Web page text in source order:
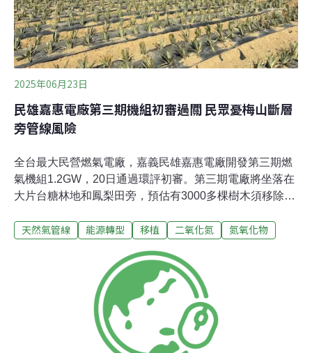
2025年06月23日
民雄嘉惠電廠第三期機組初審過關 民眾憂梅山斷層
旁管線風險
全台最大民營燃氣電廠，嘉義民雄嘉惠電廠開發第三期燃
氣機組1.2GW，20日通過環評初審。第三期電廠將坐落在
大片台糖林地和鳳梨田旁，預估有3000多棵樹木須移除補
險。專案小組要求補充說明樹木補植規劃，及管線近年受
評大會定奪。現址為台糖林地 異地補植需見縫插「樹」環
境部20日召開嘉惠電廠第三期機組第三次專案小組初審。
能源署稱，嘉義地區正在開發半導體園區，未來用電需求
將持續成長，燃氣機組可彌補再生能源供電的間歇性，協
助維持電力系統穩定。遠東集團旗下的嘉惠電廠位於嘉義
民雄，目前共有1.21GW裝置容量。第一期機組運轉執照
天然氣管線 能源轉型 移植 二氧化氮 氮氧化物